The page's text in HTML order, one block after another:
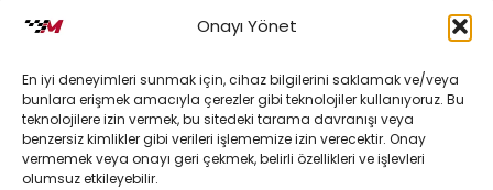
Onayı Yönet
En iyi deneyimleri sunmak için, cihaz bilgilerini saklamak ve/veya
bunlara erişmek amacıyla çerezler gibi teknolojiler kullanıyoruz. Bu
teknolojilere izin vermek, bu sitedeki tarama davranışı veya
benzersiz kimlikler gibi verileri işlememize izin verecektir. Onay
vermemek veya onayı geri çekmek, belirli özellikleri ve işlevleri
olumsuz etkileyebilir.
Kişisel Verilerin Korunması
Mesafeli Satış Sözleşmesi
YARDIM